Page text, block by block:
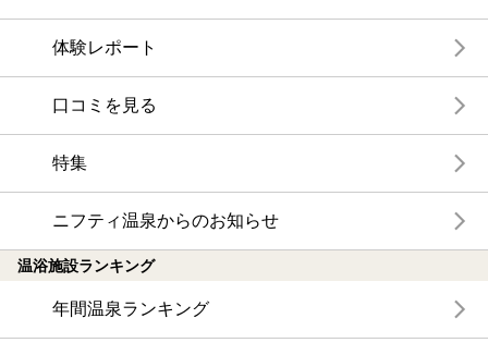
体験レポート
口コミを見る
特集
ニフティ温泉からのお知らせ
温浴施設ランキング
年間温泉ランキング